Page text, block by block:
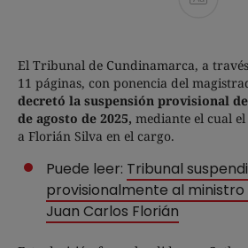
El Tribunal de Cundinamarca, a
11 páginas, con ponencia del
decretó la suspensión provisional
de agosto de 2025, mediante el cual
a Florián Silva en el cargo.
Puede leer: Tribunal
provisionalmente al ministro
Juan Carlos Florián